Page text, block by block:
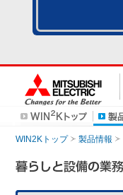
WIN2Kトップ 製品情報